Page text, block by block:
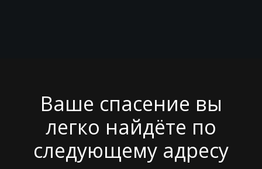
Ваше спасение вы
легко найдёте по
следующему адресу